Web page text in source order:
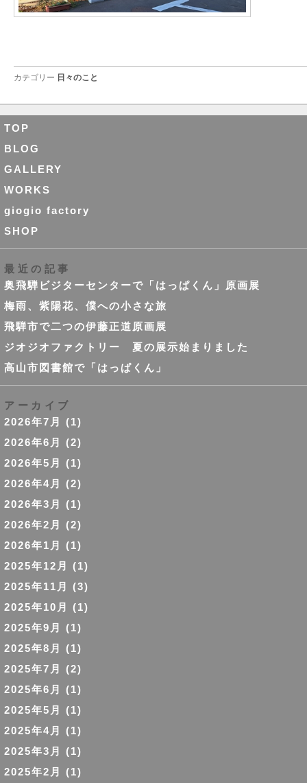
カテゴリー 日々のこと
TOP
BLOG
GALLERY
WORKS
giogio factory
SHOP
最近の記事
奥飛騨ビジターセンターで「はっぱくん」原画展
梅雨、紫陽花、僕への小さな旅
飛騨市で二つの伊藤正道原画展
ジオジオファクトリー 夏の展示始まりました
高山市図書館で「はっぱくん」
アーカイブ
2026年7月
(1)
2026年6月
(2)
2026年5月
(1)
2026年4月
(2)
2026年3月
(1)
2026年2月
(2)
2026年1月
(1)
2025年12月
(1)
2025年11月
(3)
2025年10月
(1)
2025年9月
(1)
2025年8月
(1)
2025年7月
(2)
2025年6月
(1)
2025年5月
(1)
2025年4月
(1)
2025年3月
(1)
2025年2月
(1)